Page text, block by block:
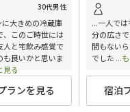
30代男性
大きめの冷蔵庫
、このご時世には
人と宅飲み感覚で
も良いかと思いま
見る
ランを見る
...一人で
分の広さ
間もない
でした ...
宿泊